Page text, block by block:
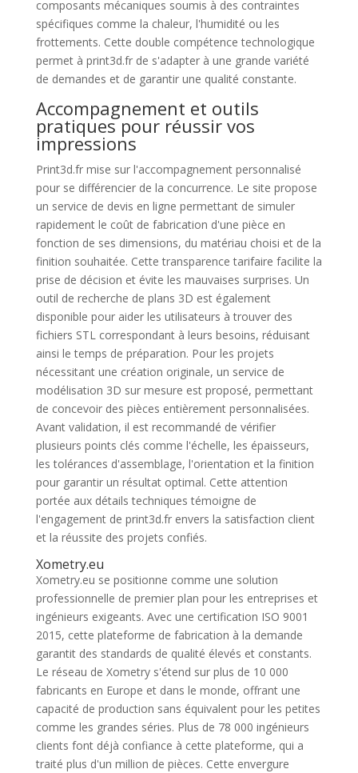
composants mécaniques soumis à des contraintes
spécifiques comme la chaleur, l'humidité ou les
frottements. Cette double compétence technologique
permet à print3d.fr de s'adapter à une grande variété
de demandes et de garantir une qualité constante.
Accompagnement et outils
pratiques pour réussir vos
impressions
Print3d.fr mise sur l'accompagnement personnalisé
pour se différencier de la concurrence. Le site propose
un service de devis en ligne permettant de simuler
rapidement le coût de fabrication d'une pièce en
fonction de ses dimensions, du matériau choisi et de la
finition souhaitée. Cette transparence tarifaire facilite la
prise de décision et évite les mauvaises surprises. Un
outil de recherche de plans 3D est également
disponible pour aider les utilisateurs à trouver des
fichiers STL correspondant à leurs besoins, réduisant
ainsi le temps de préparation. Pour les projets
nécessitant une création originale, un service de
modélisation 3D sur mesure est proposé, permettant
de concevoir des pièces entièrement personnalisées.
Avant validation, il est recommandé de vérifier
plusieurs points clés comme l'échelle, les épaisseurs,
les tolérances d'assemblage, l'orientation et la finition
pour garantir un résultat optimal. Cette attention
portée aux détails techniques témoigne de
l'engagement de print3d.fr envers la satisfaction client
et la réussite des projets confiés.
Xometry.eu
Xometry.eu se positionne comme une solution
professionnelle de premier plan pour les entreprises et
ingénieurs exigeants. Avec une certification ISO 9001
2015, cette plateforme de fabrication à la demande
garantit des standards de qualité élevés et constants.
Le réseau de Xometry s'étend sur plus de 10 000
fabricants en Europe et dans le monde, offrant une
capacité de production sans équivalent pour les petites
comme les grandes séries. Plus de 78 000 ingénieurs
clients font déjà confiance à cette plateforme, qui a
traité plus d'un million de pièces. Cette envergure